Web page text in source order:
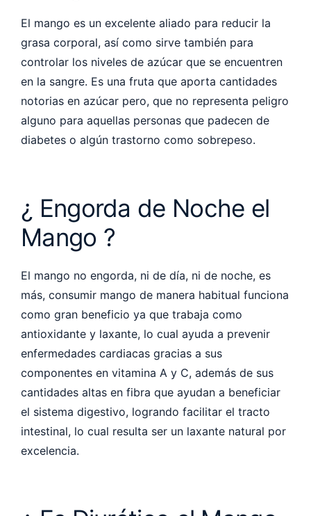
El mango es un excelente aliado para reducir la
grasa corporal, así como sirve también para
controlar los niveles de azúcar que se encuentren
en la sangre. Es una fruta que aporta cantidades
notorias en azúcar pero, que no representa peligro
alguno para aquellas personas que padecen de
diabetes o algún trastorno como sobrepeso.
¿ Engorda de Noche el
Mango ?
El mango no engorda, ni de día, ni de noche, es
más, consumir mango de manera habitual funciona
como gran beneficio ya que trabaja como
antioxidante y laxante, lo cual ayuda a prevenir
enfermedades cardiacas gracias a sus
componentes en vitamina A y C, además de sus
cantidades altas en fibra que ayudan a beneficiar
el sistema digestivo, logrando facilitar el tracto
intestinal, lo cual resulta ser un laxante natural por
excelencia.